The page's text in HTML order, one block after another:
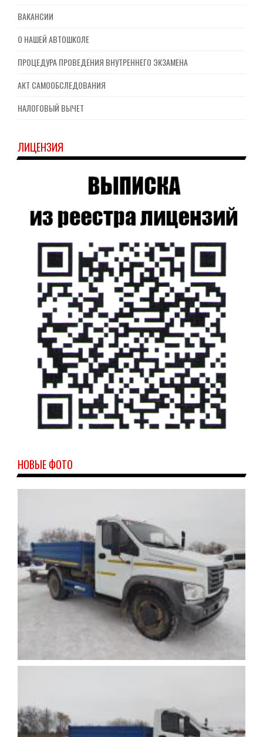
ВАКАНСИИ
О НАШЕЙ АВТОШКОЛЕ
ПРОЦЕДУРА ПРОВЕДЕНИЯ ВНУТРЕННЕГО ЭКЗАМЕНА
АКТ САМООБСЛЕДОВАНИЯ
НАЛОГОВЫЙ ВЫЧЕТ
ЛИЦЕНЗИЯ
НОВЫЕ ФОТО